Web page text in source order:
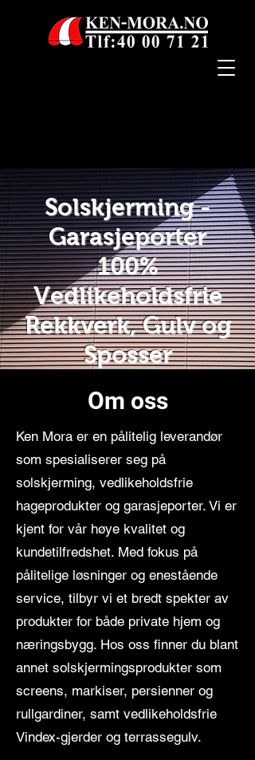
Solskjerming -
Garasjeporter
100%
Vedlikeholdsfrie
Rekkverk, Gulv og
Sposser
Om oss
Ken Mora er en pålitelig leverandør
som spesialiserer seg på
solskjerming, vedlikeholdsfrie
hageprodukter og garasjeporter. Vi er
kjent for vår høye kvalitet og
kundetilfredshet. Med fokus på
pålitelige løsninger og enestående
service, tilbyr vi et bredt spekter av
produkter for både private hjem og
næringsbygg. Hos oss finner du blant
annet solskjermingsprodukter som
screens, markiser, persienner og
rullgardiner, samt vedlikeholdsfrie
Vindex-gjerder og terrassegulv.